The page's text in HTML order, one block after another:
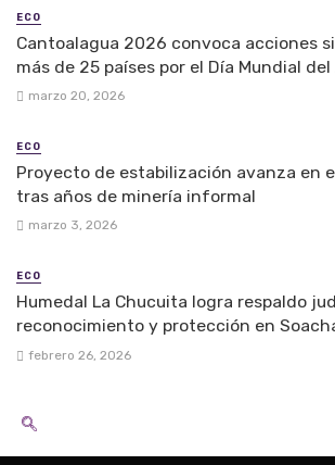
ECO
Cantoalagua 2026 convoca acciones
más de 25 países por el Día Mundial del
marzo 20, 2026
ECO
Proyecto de estabilización avanza en
tras años de minería informal
marzo 3, 2026
ECO
Humedal La Chucuita logra respaldo
reconocimiento y protección en
febrero 26, 2026